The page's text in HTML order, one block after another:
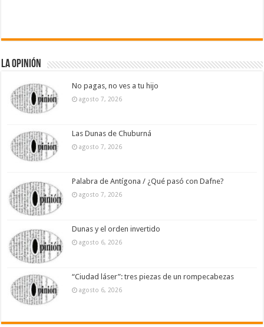
La Opinión
No pagas, no ves a tu hijo
agosto 7, 2026
Las Dunas de Chuburná
agosto 7, 2026
Palabra de Antígona / ¿Qué pasó con Dafne?
agosto 7, 2026
Dunas y el orden invertido
agosto 6, 2026
“Ciudad láser”: tres piezas de un rompecabezas
agosto 6, 2026